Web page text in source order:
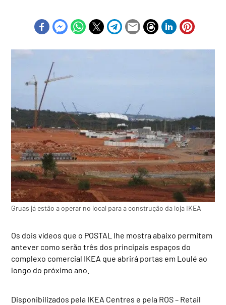
Gruas já estão a operar no local para a construção da loja IKEA
Os dois vídeos que o POSTAL lhe mostra abaixo permitem
antever como serão três dos principais espaços do
complexo comercial IKEA que abrirá portas em Loulé ao
longo do próximo ano.
Disponibilizados pela IKEA Centres e pela ROS – Retail